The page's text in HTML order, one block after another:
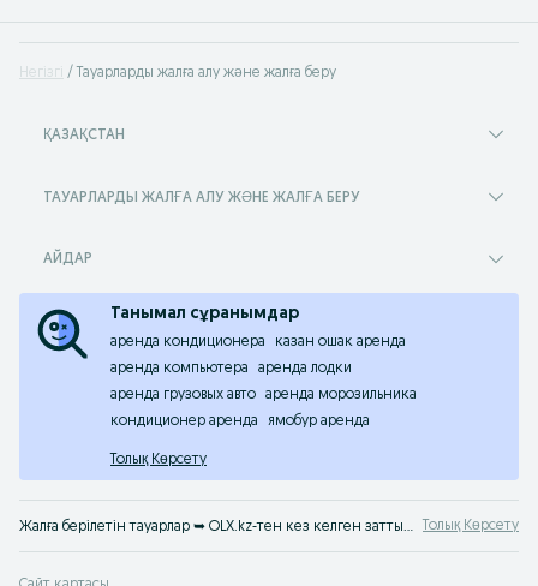
Негізгі Тауарларды жалға алу және жалға беру
ҚАЗАҚСТАН
ТАУАРЛАРДЫ ЖАЛҒА АЛУ ЖӘНЕ ЖАЛҒА БЕРУ
АЙДАР
Танымал сұранымдар
аренда кондиционера
казан ошак аренда
аренда компьютера
аренда лодки
аренда грузовых авто
аренда морозильника
кондиционер аренда
ямобур аренда
Толық Көрсету
Жалға берілетін тауарлар ➥ OLX.kz-тен кез келген затты жалға алуға немесе беруге болады. Жалға берілетін: авто, арнайытехникалар, құрал-саймандар, шараларға арналған тауарлар мен тағы басқалары. OLX.kz-тен бәрі табылады! Толық Көрсету